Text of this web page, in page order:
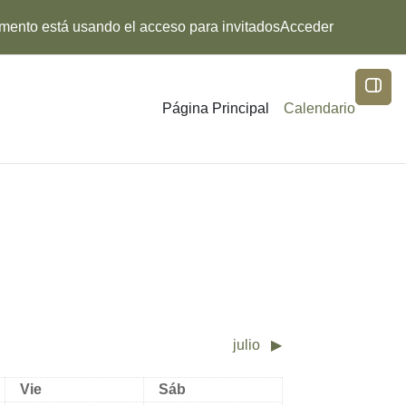
está usando el acceso para invitadosAcceder
Página Principal Calendario
julio ▶︎
Viernes
Vie Sábado
Sáb